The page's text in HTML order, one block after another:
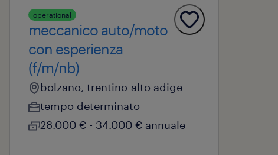
operational
meccanico auto/moto
con esperienza
(f/m/nb)
bolzano, trentino-alto adige
tempo determinato
28.000 € - 34.000 € annuale